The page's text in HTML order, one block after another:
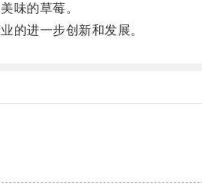
味的草莓。
进一步创新和发展。